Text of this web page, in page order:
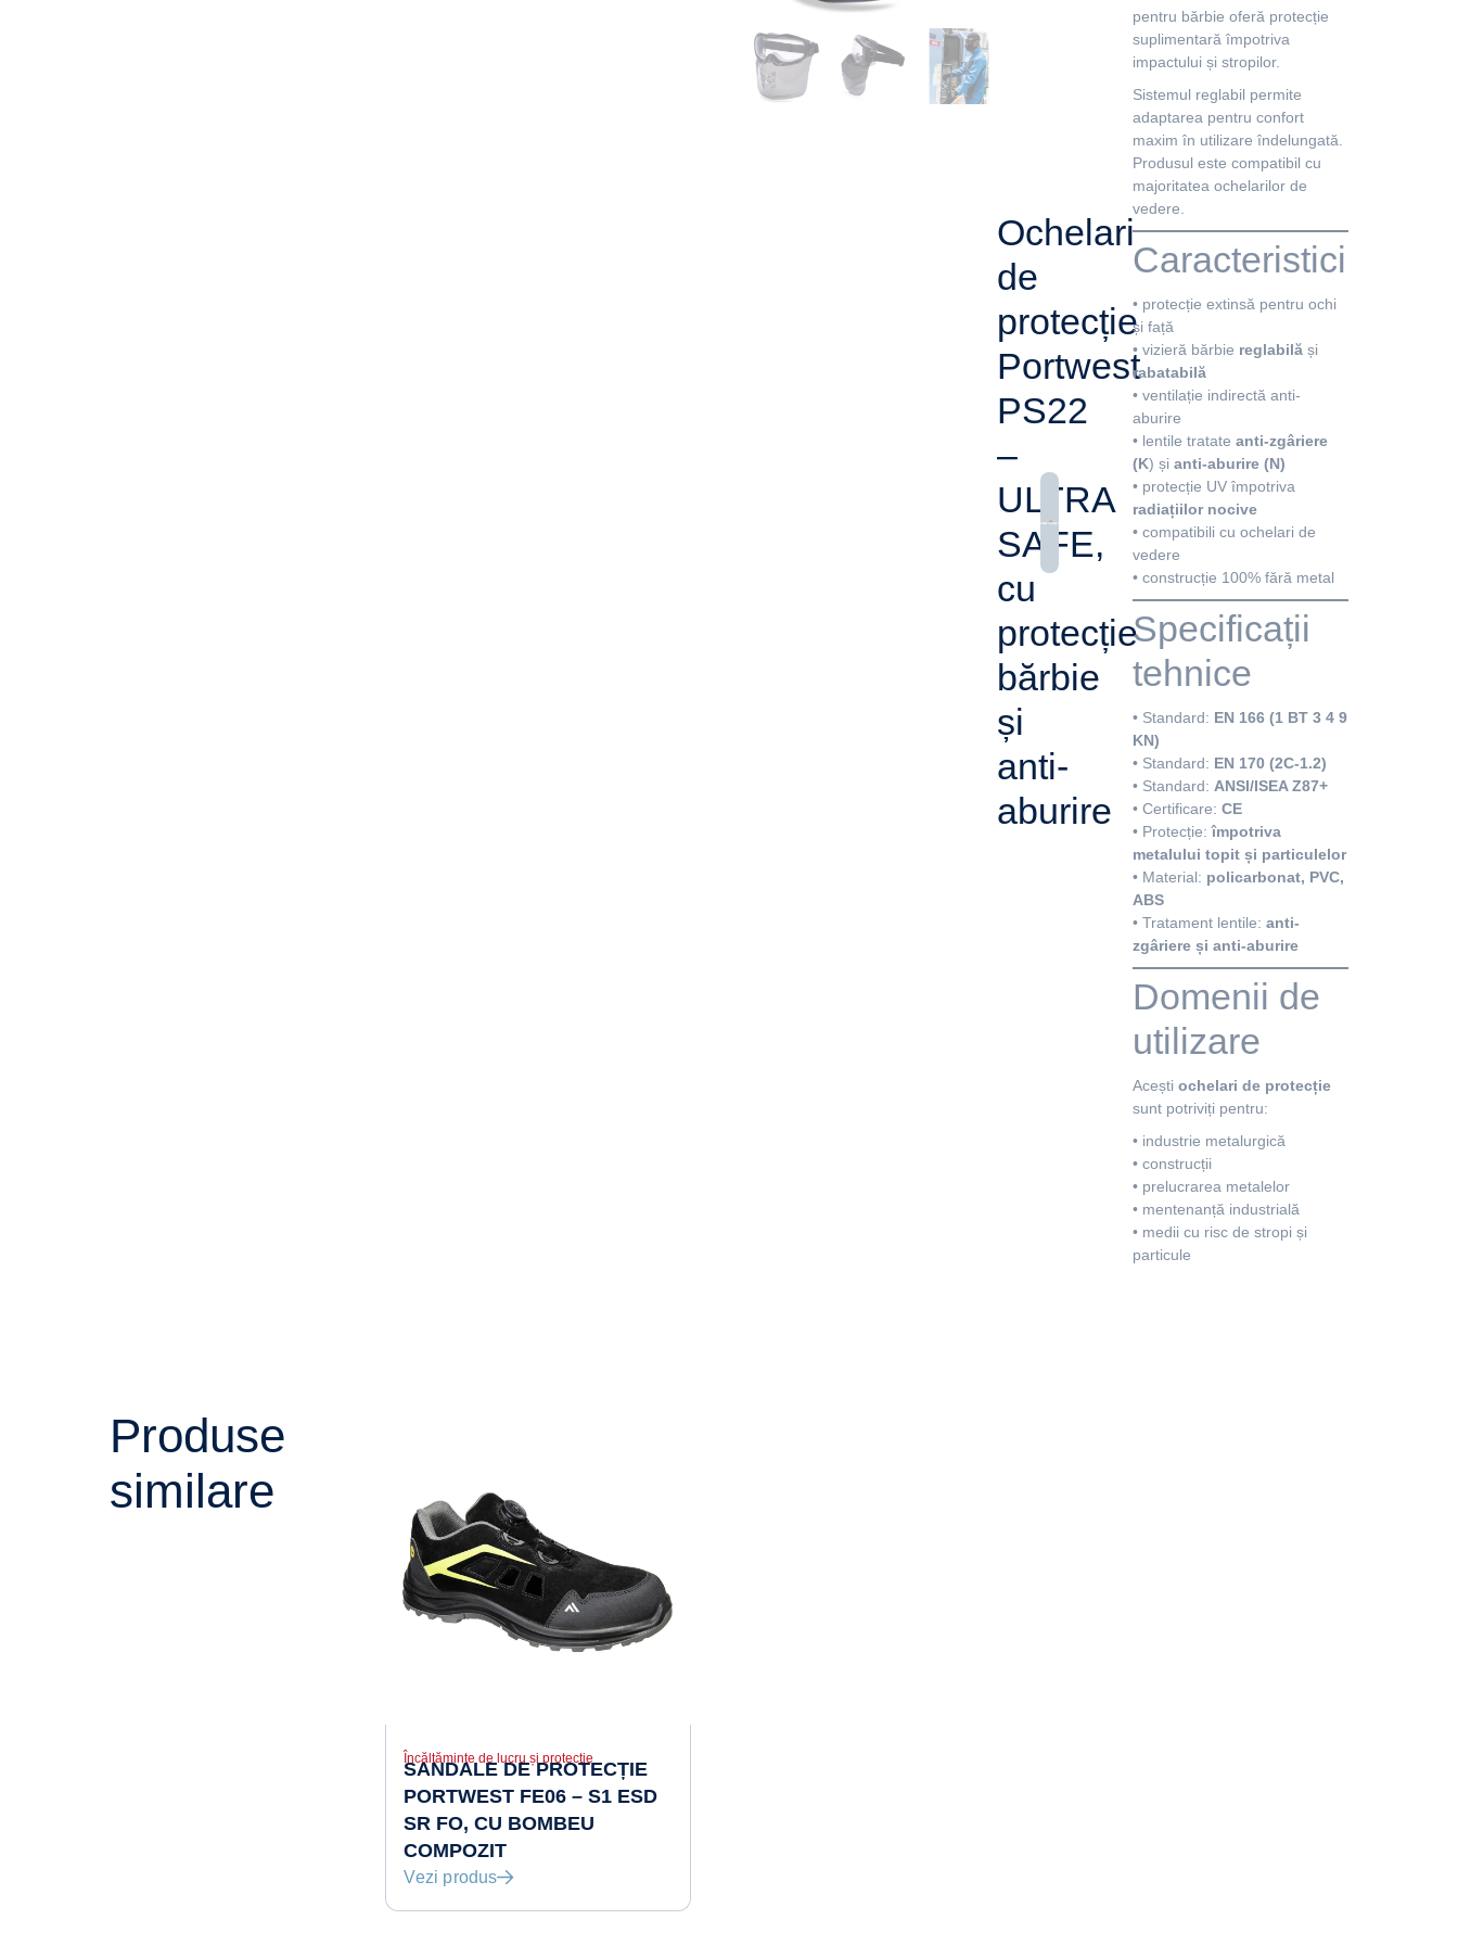
Ochelari
de
protecție
Portwest
PS22
–
ULTRA
SAFE,
cu
protecție
bărbie
și
anti-
aburire
pentru bărbie oferă protecție
suplimentară împotriva
impactului și stropilor.
Sistemul reglabil permite
adaptarea pentru confort
maxim în utilizare îndelungată.
Produsul este compatibil cu
majoritatea ochelarilor de
vedere.
Caracteristici
• protecție extinsă pentru ochi
și față
• vizieră bărbie reglabilăși
rabatabilă
• ventilație indirectă anti-
aburire
• lentile tratate anti-zgâriere
(K) și anti-aburire (N)
• protecție UV împotriva
radiațiilor nocive
• compatibili cu ochelari de
vedere
• construcție 100% fără metal
Specificații
tehnice
• Standard: EN 166 (1 BT 3 4 9
KN)
• Standard: EN 170 (2C-1.2)
• Standard: ANSI/ISEA Z87+
• Certificare: CE
• Protecție:împotriva
metalului topit și particulelor
• Material: policarbonat, PVC,
ABS
• Tratament lentile: anti-
zgâriere și anti-aburire
Domenii de
utilizare
Acești ochelari de protecție
sunt potriviți pentru:
• industrie metalurgică
• construcții
• prelucrarea metalelor
• mentenanță industrială
• medii cu risc de stropi și
particule
Produse
similare
Încălțăminte de lucru și protecție
SANDALE DE PROTECȚIE
PORTWEST FE06 – S1 ESD
SR FO, CU BOMBEU
COMPOZIT
Vezi produs